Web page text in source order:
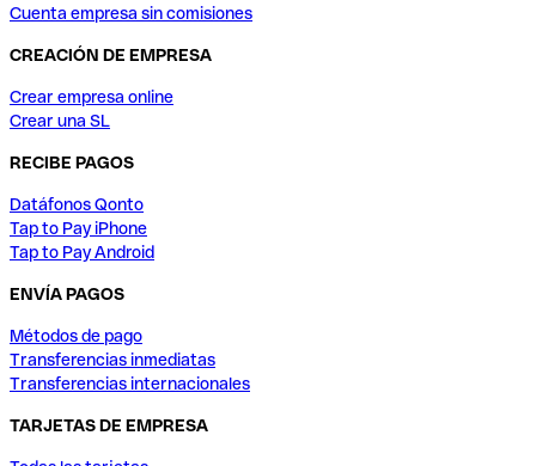
Cuenta empresa sin comisiones
CREACIÓN DE EMPRESA
Crear empresa online
Crear una SL
RECIBE PAGOS
Datáfonos Qonto
Tap to Pay iPhone
Tap to Pay Android
ENVÍA PAGOS
Métodos de pago
Transferencias inmediatas
Transferencias internacionales
TARJETAS DE EMPRESA